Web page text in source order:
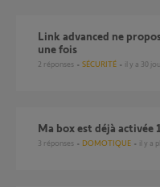
Link advanced ne propose pas le GSM si WIFI déjà activé
une fois
2 réponses SÉCURITÉ il y a 30
Ma box est déjà activée
3 réponses DOMOTIQUE il y a